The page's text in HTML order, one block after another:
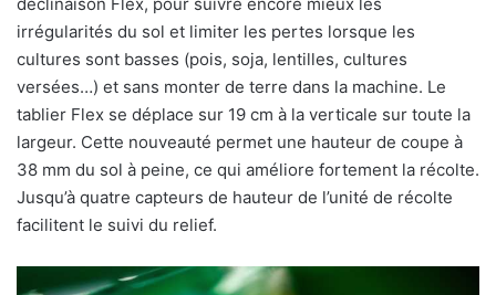
irrégularités du sol et limiter les pertes lorsque les
cultures sont basses (pois, soja, lentilles, cultures
versées…) et sans monter de terre dans la machine. Le
tablier Flex se déplace sur 19 cm à la verticale sur toute la
largeur. Cette nouveauté permet une hauteur de coupe à
38 mm du sol à peine, ce qui améliore fortement la récolte.
Jusqu’à quatre capteurs de hauteur de l’unité de récolte
facilitent le suivi du relief.